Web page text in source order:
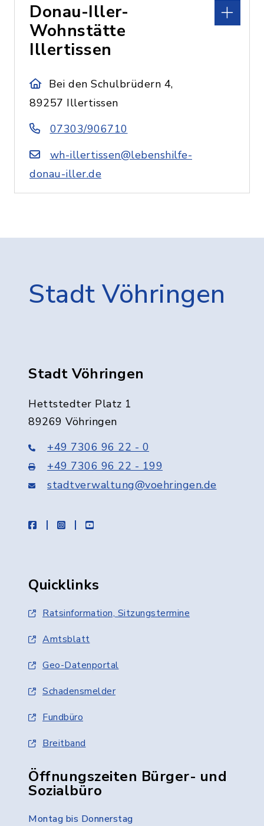
Donau-Iller-
Wohnstätte
Illertissen
Bei den Schulbrüdern 4,
89257 Illertissen
07303/906710
wh-illertissen@lebenshilfe-
donau-iller.de
Stadt Vöhringen
Stadt Vöhringen
Hettstedter Platz 1
89269 Vöhringen
+49 7306 96 22 - 0
+49 7306 96 22 - 199
stadtverwaltung@voehringen.de
facebookinstagramyoutube
Quicklinks
Ratsinformation, Sitzungstermine
Amtsblatt
Geo-Datenportal
Schadensmelder
Fundbüro
Breitband
Öffnungszeiten Bürger- und
Sozialbüro
Montag bis Donnerstag